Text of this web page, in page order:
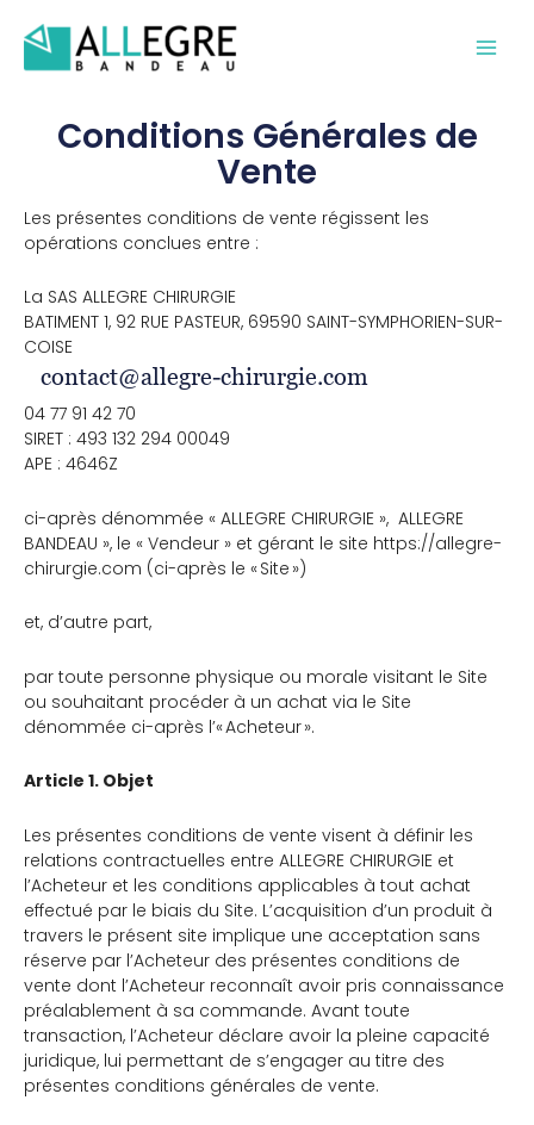
contenu
Conditions Générales de
Vente
Les présentes conditions de vente régissent les
opérations conclues entre :
La SAS ALLEGRE CHIRURGIE
BATIMENT 1, 92 RUE PASTEUR, 69590 SAINT-SYMPHORIEN-SUR-
COISE
04 77 91 42 70
SIRET : 493 132 294 00049
APE : 4646Z
ci-après dénommée « ALLEGRE CHIRURGIE », ALLEGRE
BANDEAU », le « Vendeur » et gérant le site https://allegre-
chirurgie.com (ci-après le « Site »)
et, d’autre part,
par toute personne physique ou morale visitant le Site
ou souhaitant procéder à un achat via le Site
dénommée ci-après l’« Acheteur ».
Article 1. Objet
Les présentes conditions de vente visent à définir les
relations contractuelles entre ALLEGRE CHIRURGIE et
l’Acheteur et les conditions applicables à tout achat
effectué par le biais du Site. L’acquisition d’un produit à
travers le présent site implique une acceptation sans
réserve par l’Acheteur des présentes conditions de
vente dont l’Acheteur reconnaît avoir pris connaissance
préalablement à sa commande. Avant toute
transaction, l’Acheteur déclare avoir la pleine capacité
juridique, lui permettant de s’engager au titre des
présentes conditions générales de vente.